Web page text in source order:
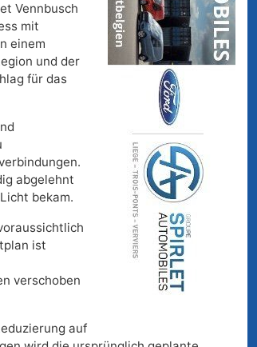
Vennbusch
mit
einem
und der
für das
abgelehnt
bekam.
ist
verschoben
auf